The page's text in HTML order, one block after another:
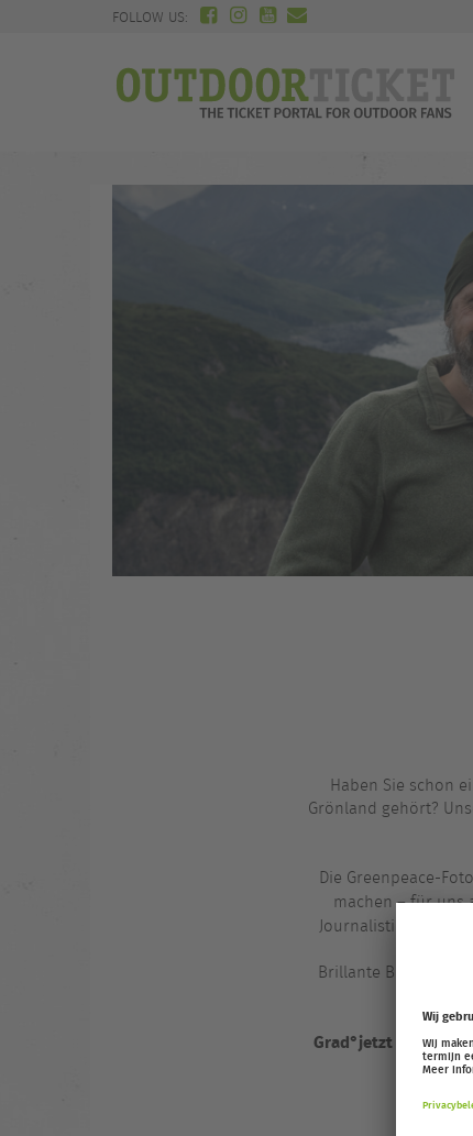
FOLLOW US:
Haben Sie schon
Grönland gehört?
Die Greenpeace-
machen – für uns
Journalistin
Brillante Bilder, live
Grad°jetzt ist mehr